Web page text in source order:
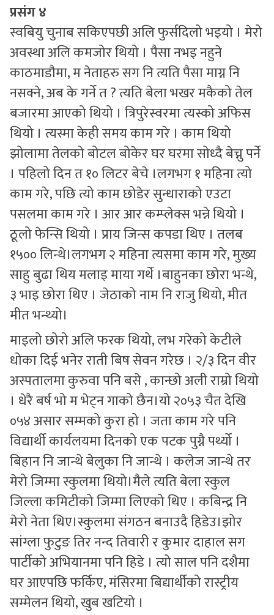
प्रसंग ४
स्वबियु चुनाब सकिएपछी अलि फुर्सदिलो भइयो । मेरो
अवस्था अलि कमजोर थियो । पैसा नभइ नहुने
काठमाडौमा, म नेताहरु सग नि त्यति पैसा माग्न नि
नसक्ने, अब के गर्ने त ? त्यति बेला भखर मकैको तेल
बजारमा आएको थियो । त्रिपुरेस्वरमा त्यस्को अफिस
थियो । त्यस्मा केही समय काम गरे । काम थियो
झोलामा तेलको बोटल बोकेर घर घरमा सोध्दै बेच्नु पर्ने
। पहिलो दिन त १० लिटर बेचे ।लगभग १ महिना त्यो
काम गरे, पछि त्यो काम छोडेर सुन्धाराको एउटा
पसलमा काम गरे । आर आर कम्प्लेक्स भन्ने थियो ।
ठूलो फेन्सि थियो । प्राय जिन्स कपडा थिए । तलब
१५०० लिन्थे।लगभग २ महिना त्यसमा काम गरे, मुख्य
साहु बुढा थिय मलाइ माया गर्थे ।बाहुनका छोरा भन्थे,
३ भाइ छोरा थिए । जेठाको नाम नि राजु थियो, मीत
मीत भन्थ्यो।
माइलो छोरो अलि फरक थियो, लभ गरेको केटीले
धोका दिई भनेर राती बिष सेवन गरेछ । २/३ दिन वीर
अस्पतालमा कुरुवा पनि बसे , कान्छो अली राम्रो थियो
। धेरै बर्ष भो म भेट्न गाको छैन।यो २०५३ चैत देखि
०५४ असार सम्मको कुरा हो । जता काम गरे पनि
विद्यार्थी कार्यलयमा दिनको एक पटक पुग्नै पर्थ्यो ।
बिहान नि जान्थे बेलुका नि जान्थे । कलेज जान्थे तर
मेरो जिम्मा स्कुलमा थियो।मैले त्यति बेला स्कुल
जिल्ला कमिटीको जिम्मा लिएको थिए । कबिन्द्र नि
मेरो नेता थिए।स्कुलमा संगठन बनाउदै हिडेउ।झोर
सांग्ला फुटुङ तिर नन्द तिवारी र कुमार दाहाल सग
पार्टीको अभियानमा पनि हिडे । त्यो साल पनि दशैमा
घर आएपछि फर्किए, मंसिरमा बिद्यार्थीको रास्ट्रीय
सम्मेलन थियो, खुब खटियो ।